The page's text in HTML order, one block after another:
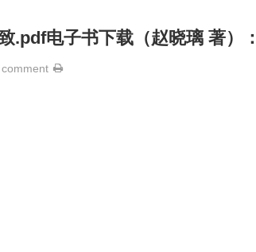
.pdf电子书下载（赵晓璃 著）
comment